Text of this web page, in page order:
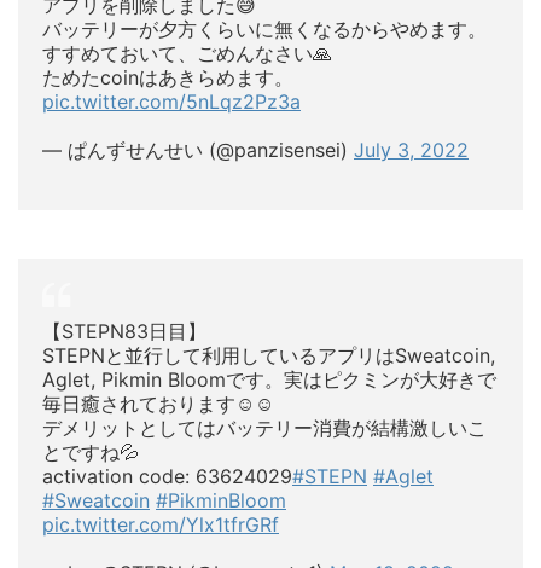
バッテリーが夕方くらいに無くなるからやめます。
すすめておいて、ごめんなさい🙏
ためたcoinはあきらめます。
pic.twitter.com/5nLqz2Pz3a
— ぱんずせんせい (@panzisensei) July 3, 2022
【STEPN83日目】
STEPNと並行して利用しているアプリはSweatcoin,
Aglet, Pikmin Bloomです。実はピクミンが大好きで
毎日癒されております☺️☺️
デメリットとしてはバッテリー消費が結構激しいこ
とですね💦
activation code: 63624029#STEPN #Aglet
#Sweatcoin #PikminBloom
pic.twitter.com/Ylx1tfrGRf